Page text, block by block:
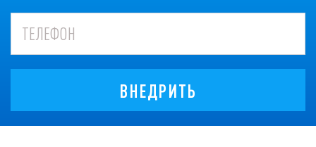
ВНЕДРИТЬ